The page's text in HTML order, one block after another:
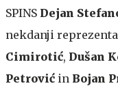
SPINS Dejan
nekdanji
Cimirotić, Dušan
Petrović in Bojan